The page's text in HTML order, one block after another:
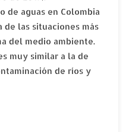
de aguas en Colombia
las situaciones más
del medio ambiente.
muy similar a la de
de ríos y